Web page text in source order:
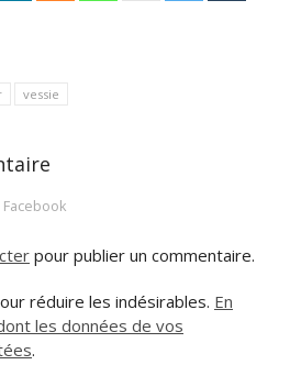
vessie
pour publier un commentaire.
réduire les indésirables. En
les données de vos
.